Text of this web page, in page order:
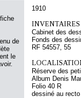
de
le
1910
Cabinet des
Fonds des
RF 54557, 55
Réserve des
Album Denis
Folio 40 R
dessiné au recto